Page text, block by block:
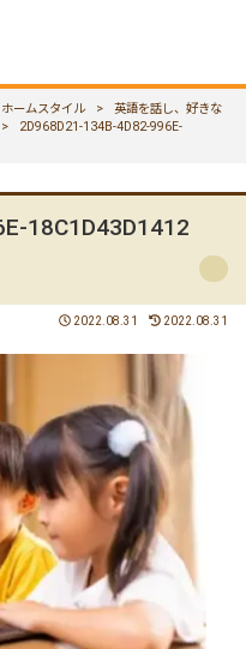
ームスタイル >
英語を話し、好きな
>
2D968D21-134B-4D82-996E-
18C1D43D1412
2022.08.31 2022.08.31